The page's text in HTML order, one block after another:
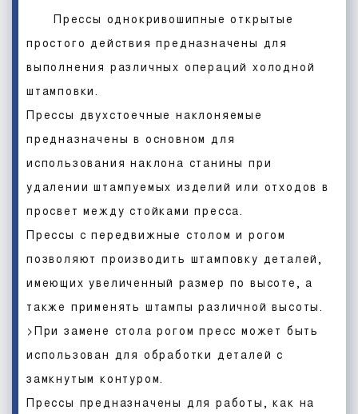
Прессы однокривошипные открытые
простого действия предназначены для
выполнения различных операций холодной
штамповки.
Прессы двухстоечные наклоняемые
предназначены в основном для
использования наклона станины при
удалении штампуемых изделий или отходов в
просвет между стойками пресса.
Прессы с передвижные столом и рогом
позволяют производить штамповку деталей,
имеющих увеличенный размер по высоте, а
также применять штампы различной высоты.
>При замене стола рогом пресс может быть
использован для обработки деталей с
замкнутым контуром.
Прессы предназначены для работы, как на